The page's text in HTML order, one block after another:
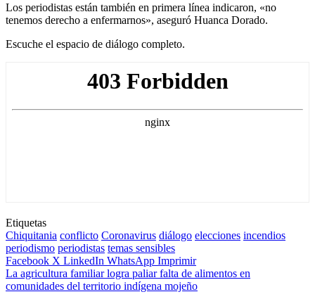
Los periodistas están también en primera línea indicaron, «no
tenemos derecho a enfermarnos», aseguró Huanca Dorado.
Escuche el espacio de diálogo completo.
Etiquetas
Chiquitania conflicto Coronavirus diálogo elecciones incendios
periodismo periodistas temas sensibles
Facebook X LinkedIn WhatsApp Imprimir
La agricultura familiar logra paliar falta de alimentos en
comunidades del territorio indígena mojeño